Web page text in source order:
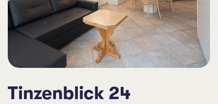
Tinzenblick 24